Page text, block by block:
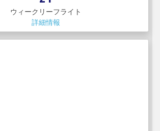
ウィークリーフライト
詳細情報